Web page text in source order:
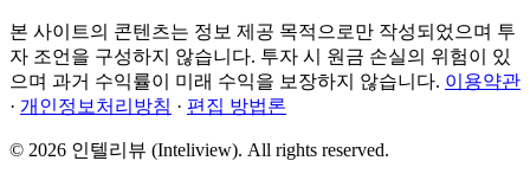
본 사이트의 콘텐츠는 정보 제공 목적으로만 작성되었으며 투
자 조언을 구성하지 않습니다. 투자 시 원금 손실의 위험이 있
으며 과거 수익률이 미래 수익을 보장하지 않습니다. 이용약관
· 개인정보처리방침 · 편집 방법론
© 2026 인텔리뷰 (Inteliview). All rights reserved.